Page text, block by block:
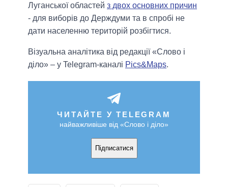
Луганської областей з двох основних причин
- для виборів до Держдуми та в спробі не
дати населенню територій розбігтися.
Візуальна аналітика від редакції «Слово і
діло» – у Telegram-каналі Pics&Maps.
ЧИТАЙТЕ У TELEGRAM
найважливіше від «Слово і діло»
Підписатися